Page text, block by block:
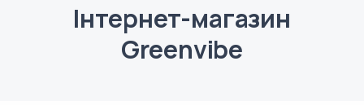
Інтернет-магазин
Greenvibe